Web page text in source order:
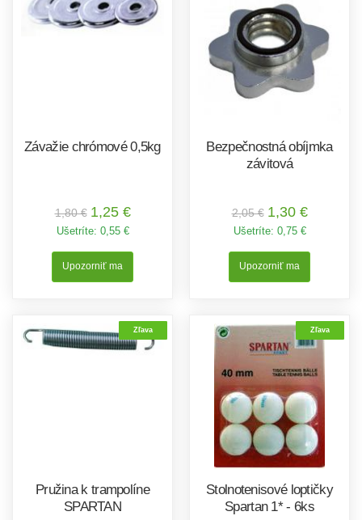
Závažie chrómové 0,5kg
1,80 € 1,25 €
Ušetríte: 0,55 €
Upozorniť ma
Bezpečnostná obíjmka
závitová
2,05 € 1,30 €
Ušetríte: 0,75 €
Upozorniť ma
Zľava
Pružina k trampolíne
SPARTAN
Zľava
Stolnotenisové loptičky
Spartan 1* - 6ks